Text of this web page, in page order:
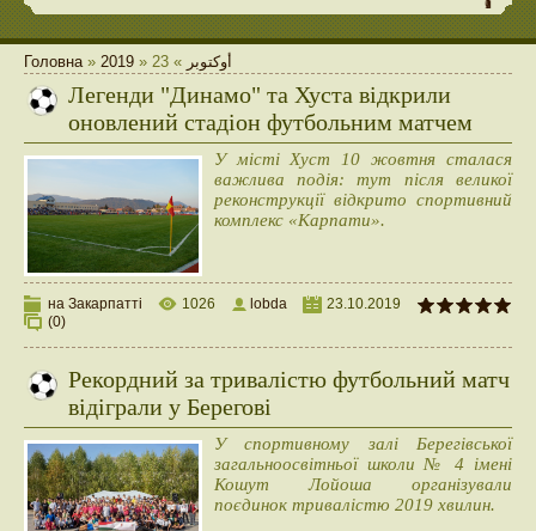
Головна» 2019 » أوكتوبر »
23
Легенди "Динамо" та Хуста відкрили
оновлений стадіон футбольним матчем
У місті Хуст 10 жовтня сталася
важлива подія: тут після великої
реконструкції відкрито спортивний
комплекс «Карпати».
на Закарпатті 1026 lobda
23.10.2019
(0)
Рекордний за тривалістю футбольний матч
відіграли у Берегові
У спортивному залі Берегівської
загальноосвітньої школи № 4 імені
Кошут Лойоша організували
поєдинок тривалістю 2019 хвилин.